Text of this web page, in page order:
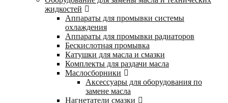
жидкостей
Аппараты для промывки системы
охлаждения
Аппараты для промывки радиаторов
Бескислотная промывка
Катушки для масла и смазки
Комплекты для раздачи масла
Маслосборники
Аксессуары для оборудования по
замене масла
Нагнетатели смазки